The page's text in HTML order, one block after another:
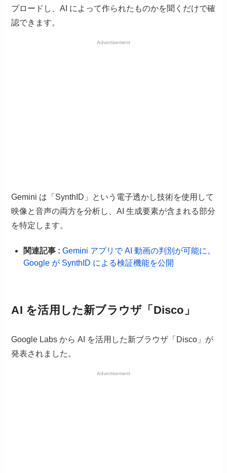
プロードし、AI によって作られたものかを聞くだけで確
認できます。
Advertisement
Gemini は「SynthID」という電子透かし技術を使用して
映像と音声の両方を分析し、AI 生成要素が含まれる部分
を特定します。
関連記事 : Gemini アプリで AI 動画の判別が可能に。
Google が SynthID による検証機能を公開
AI を活用した新ブラウザ「Disco」
Google Labs から AI を活用した新ブラウザ「Disco」が
発表されました。
Advertisement